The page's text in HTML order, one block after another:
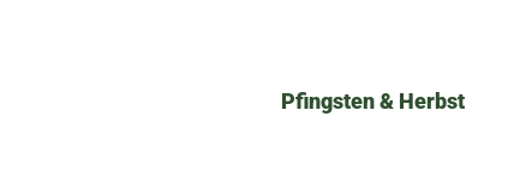
Pfingsten & Herbst